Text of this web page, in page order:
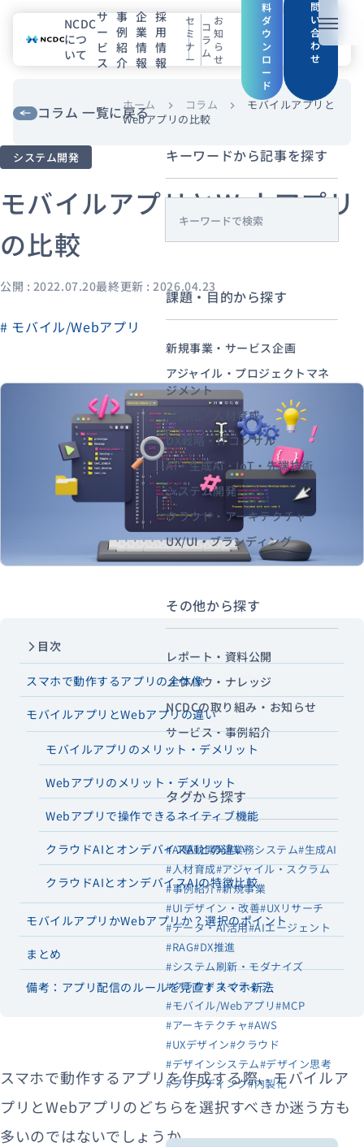
メニュ
NCDCについて
企業情報
お役立ち情報（PJ Insight）
資料ダウンロード お問い合わせ
NCDC
につ
いて
サ
ー
ビ
ス
事
例
紹
介
企
業
情
報
採
用
情
報
セ
ミ
ナ
ー
コ
ラ
ム
お
知
ら
せ
料
ダ
ウ
ン
ロ
ー
ド
問
い
合
わ
せ
コラム 一覧に戻る
ホーム chevron_right コラム chevron_right
モバイルアプリと
Webアプリの比較
システム開発
モバイルアプリとWebアプリ
の比較
公開 : 2022.07.20最終更新 : 2026.04.23
# モバイル/Webアプリ
目次
スマホで動作するアプリの全体像
モバイルアプリとWebアプリの違い
モバイルアプリのメリット・デメリット
Webアプリのメリット・デメリット
Webアプリで操作できるネイティブ機能
クラウドAIとオンデバイスAIとの違い
クラウドAIとオンデバイスAIの特徴比較
モバイルアプリかWebアプリか？選択のポイント
まとめ
備考：アプリ配信のルールを見直すスマホ新法
スマホで動作するアプリを作成する際、モバイルア
プリとWebアプリのどちらを選択すべきか迷う方も
多いのではないでしょうか。
キーワードから記事を探す
e
h
課題・目的から探す
新規事業・サービス企画
アジャイル・プロジェクトマネ
ジメント
内製化・人材育成
DX戦略・ITコンサル
AI・生成AI・IoT・先端技術
システム開発
クラウド・アーキテクチャ
UX/UI・ブランディング
その他から探す
レポート・資料公開
ノウハウ・ナレッジ
NCDCの取り組み・お知らせ
サービス・事例紹介
タグから探す
#AI駆動開発#業務システム#生成AI
#人材育成#アジャイル・スクラム
#事例紹介#新規事業
#UIデザイン・改善#UXリサーチ
#データ・AI活用#AIエージェント
#RAG#DX推進
#システム刷新・モダナイズ
#クラウドネイティブ
#モバイル/Webアプリ#MCP
#アーキテクチャ#AWS
#UXデザイン#クラウド
#デザインシステム#デザイン思考
#ブランディング#内製化